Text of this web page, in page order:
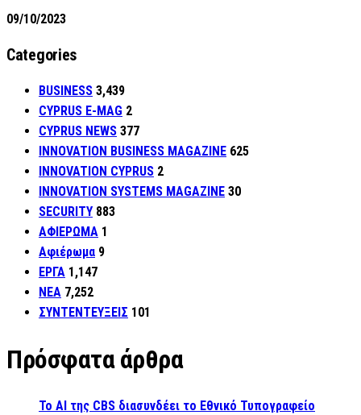
09/10/2023
Categories
BUSINESS 3,439
CYPRUS E-MAG 2
CYPRUS NEWS 377
INNOVATION BUSINESS MAGAZINE 625
INNOVATION CYPRUS 2
INNOVATION SYSTEMS MAGAZINE 30
SECURITY 883
ΑΦΙΕΡΩΜΑ 1
Αφιέρωμα 9
ΕΡΓΑ 1,147
ΝΕΑ 7,252
ΣΥΝΤΕΝΤΕΥΞΕΙΣ 101
Πρόσφατα άρθρα
Το AI της CBS διασυνδέει το Εθνικό Τυπογραφείο